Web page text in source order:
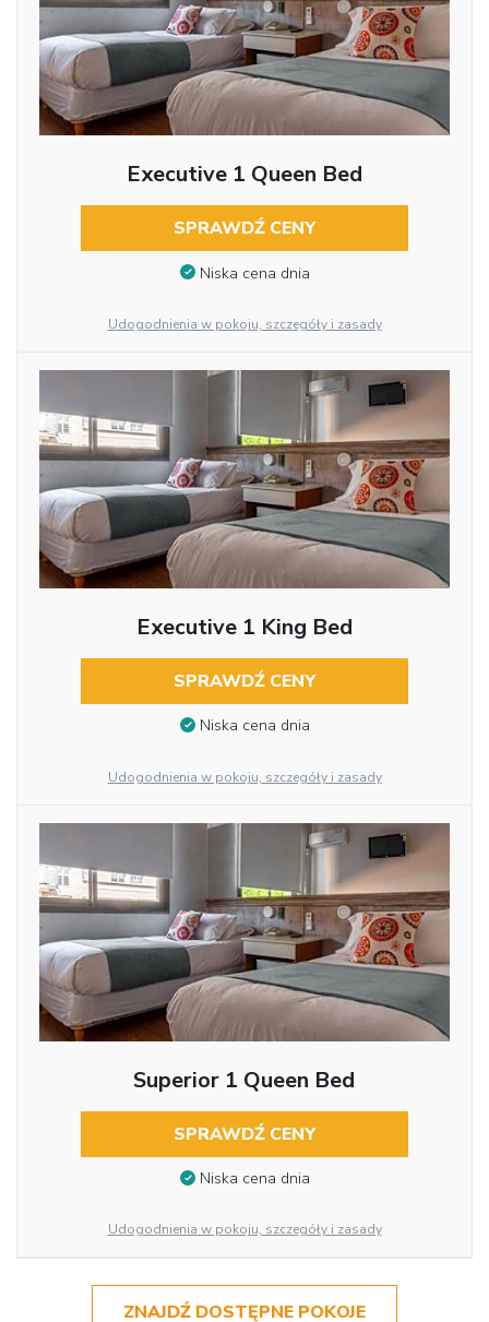
Executive 1 Queen Bed
SPRAWDŹ CENY
Niska cena dnia
Udogodnienia w pokoju, szczegóły i zasady
Executive 1 King Bed
SPRAWDŹ CENY
Niska cena dnia
Udogodnienia w pokoju, szczegóły i zasady
Superior 1 Queen Bed
SPRAWDŹ CENY
Niska cena dnia
Udogodnienia w pokoju, szczegóły i zasady
ZNAJDŹ DOSTĘPNE POKOJE